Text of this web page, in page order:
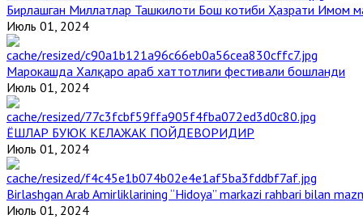
Бирлашган Миллатлар Ташкилоти Бош котиби Ҳазрати Имом
Июль 01, 2024
Марокашда Халқаро араб хаттотлиги фестивали бошланди
Июль 01, 2024
ЁШЛАР БУЮК КЕЛАЖАК ПОЙДЕВОРИДИР
Июль 01, 2024
Birlashgan Arab Amirliklarining “Hidoya” markazi rahbari bilan
Июль 01, 2024